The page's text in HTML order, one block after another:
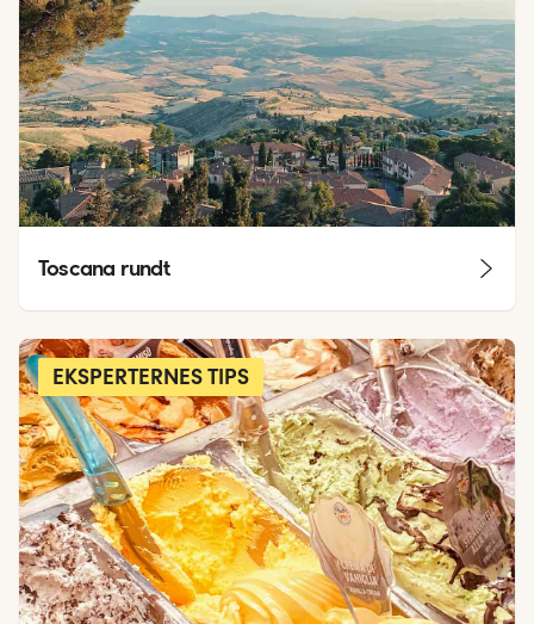
Toscana rundt
EKSPERTERNES TIPS